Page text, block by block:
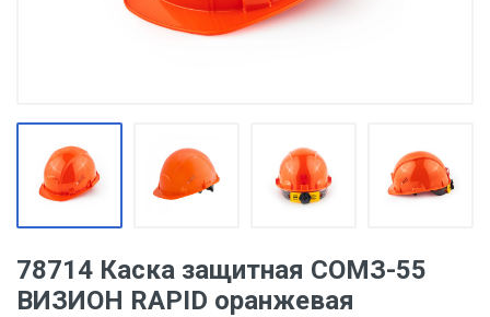
78714 Каска защитная СОМЗ-55
ВИЗИОН RAPID оранжевая